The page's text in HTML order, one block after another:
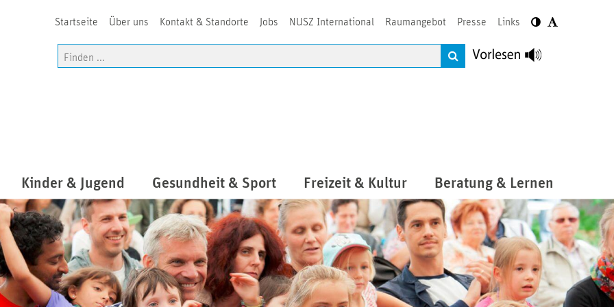
Startseite Über uns Kontakt & Standorte Jobs NUSZ International Raumangebot Presse Links
Kinder & Jugend Gesundheit & Sport Freizeit & Kultur Beratung & Lernen